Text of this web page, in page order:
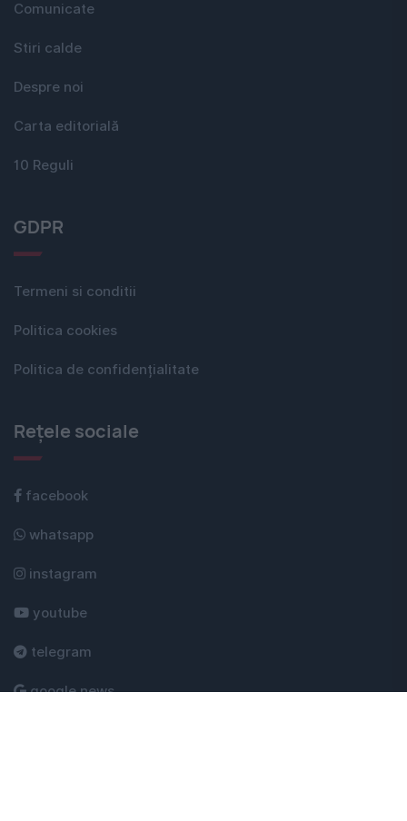
Comunicate
Stiri calde
Despre noi
Carta editorială
10 Reguli
GDPR
Termeni si conditii
Politica cookies
Politica de confidențialitate
Rețele sociale
facebook
whatsapp
instagram
youtube
telegram
google news